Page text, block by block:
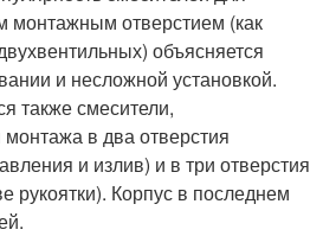
монтажным отверстием (как
объясняется
и несложной установкой.
также смесители,
в два отверстия
и излив) и в три отверстия
рукоятки). Корпус в последнем